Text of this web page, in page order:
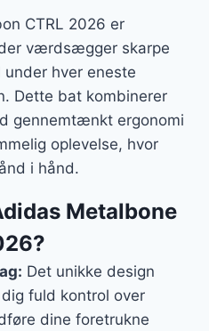
CTRL 2026 er
værdsægger skarpe
hver eneste
Dette bat kombinerer
gennemtænkt ergonomi
oplevelse, hvor
i hånd.
Metalbone
Det unikke design
fuld kontrol over
dine foretrukne